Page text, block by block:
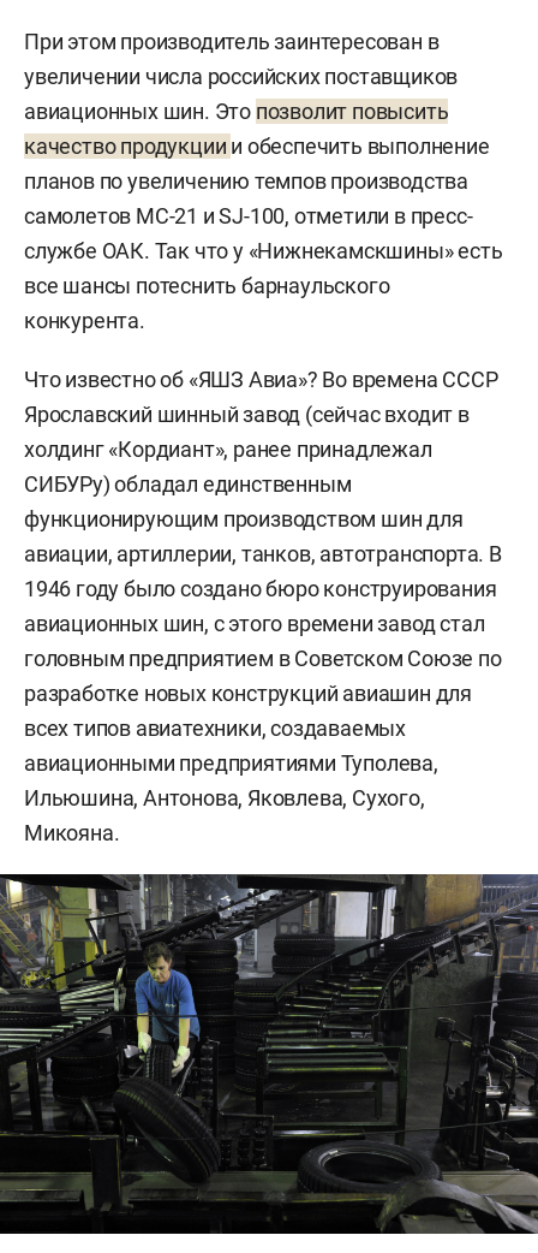
При этом производитель заинтересован в
увеличении числа российских поставщиков
авиационных шин. Это позволит повысить
качество продукции и обеспечить выполнение
планов по увеличению темпов производства
самолетов МС-21 и SJ-100, отметили в пресс-
службе ОАК. Так что у «Нижнекамскшины» есть
все шансы потеснить барнаульского
конкурента.
Что известно об «ЯШЗ Авиа»? Во времена СССР
Ярославский шинный завод (сейчас входит в
холдинг «Кордиант», ранее принадлежал
СИБУРу) обладал единственным
функционирующим производством шин для
авиации, артиллерии, танков, автотранспорта. В
1946 году было создано бюро конструирования
авиационных шин, с этого времени завод стал
головным предприятием в Советском Союзе по
разработке новых конструкций авиашин для
всех типов авиатехники, создаваемых
авиационными предприятиями Туполева,
Ильюшина, Антонова, Яковлева, Сухого,
Микояна.